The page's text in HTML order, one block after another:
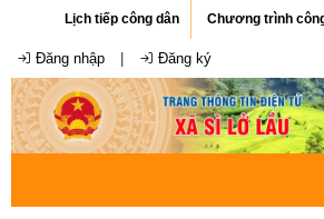
Lịch tiếp công dân Chương trình
Đăng nhập Đăng ký